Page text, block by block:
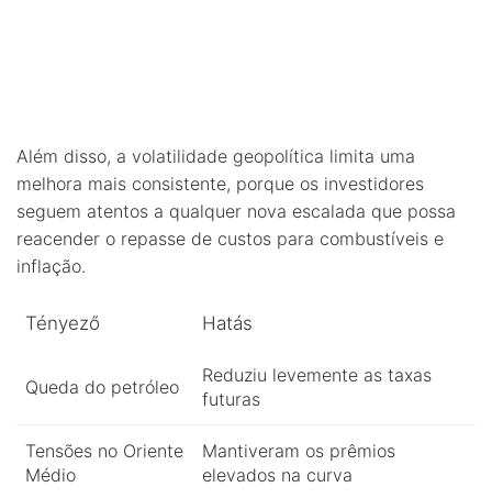
Além disso, a volatilidade geopolítica limita uma
melhora mais consistente, porque os investidores
seguem atentos a qualquer nova escalada que possa
reacender o repasse de custos para combustíveis e
inflação.
Tényező Hatás
Queda do petróleo
Reduziu levemente as taxas
futuras
Tensões no Oriente
Médio
Mantiveram os prêmios
elevados na curva